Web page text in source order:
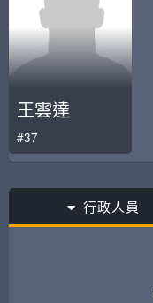
王雲達
#37
行政人員